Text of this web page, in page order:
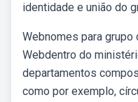
identidade e união do
Webnomes para grupo
Webdentro do
departamentos
como por exemplo,